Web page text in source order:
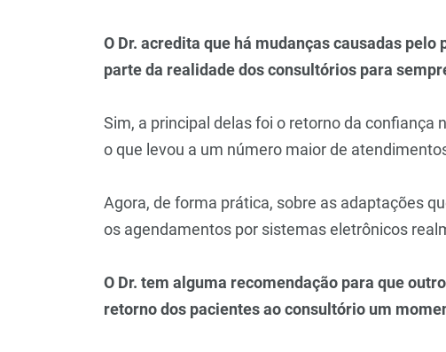
O Dr. acredita que há mudanças causadas
parte da realidade dos consultórios para
Sim, a principal delas foi o retorno da confiança
o que levou a um número maior de
Agora, de forma prática, sobre as adaptações
os agendamentos por sistemas eletrônicos
O Dr. tem alguma recomendação para que
retorno dos pacientes ao consultório um